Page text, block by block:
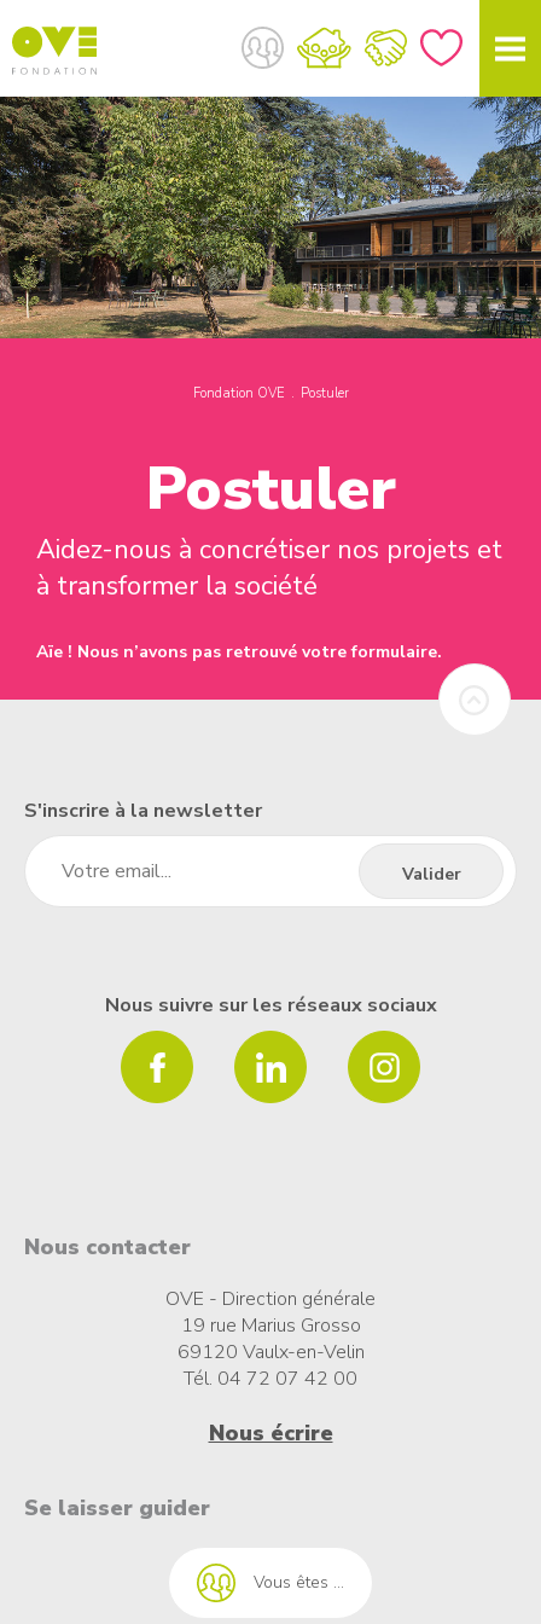
Fondation OVE Postuler
Postuler
Aidez-nous à concrétiser nos projets et
à transformer la société
Aïe ! Nous n’avons pas retrouvé votre formulaire.
S'inscrire à la newsletter
Nous suivre sur les réseaux sociaux
Nous contacter
OVE - Direction générale
19 rue Marius Grosso
69120 Vaulx-en-Velin
Tél. 04 72 07 42 00
Nous écrire
Se laisser guider
Vous êtes ...